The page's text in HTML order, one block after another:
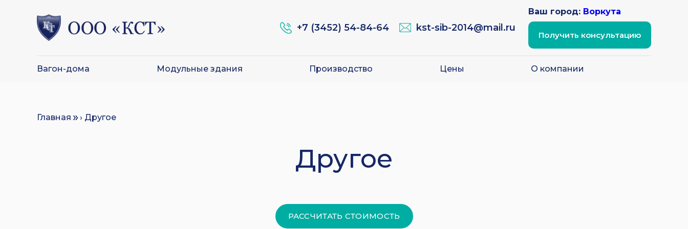
+7 (3452) 54-84-64 kst-sib-2014@mail.ru
Ваш город: Воркута
Получить консультацию
Вагон-дома Модульные здания Производство Цены О компании
Главная › Другое
Другое
РАССЧИТАТЬ СТОИМОСТЬ